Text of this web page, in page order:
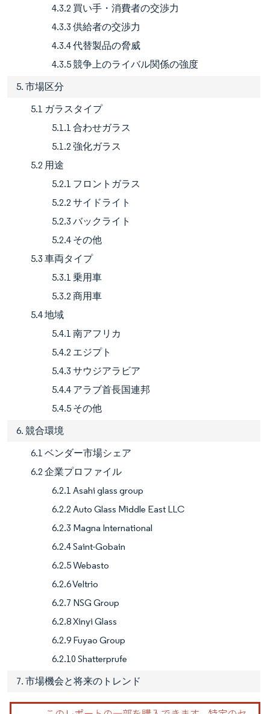
4.3.2 買い手・消費者の交渉力
4.3.3 供給者の交渉力
4.3.4 代替製品の脅威
4.3.5 競争上のライバル関係の強度
5. 市場区分
5.1 ガラスタイプ
5.1.1 合わせガラス
5.1.2 強化ガラス
5.2 用途
5.2.1 フロントガラス
5.2.2 サイドライト
5.2.3 バックライト
5.2.4 その他
5.3 車両タイプ
5.3.1 乗用車
5.3.2 商用車
5.4 地域
5.4.1 南アフリカ
5.4.2 エジプト
5.4.3 サウジアラビア
5.4.4 アラブ首長国連邦
5.4.5 その他
6. 競合環境
6.1 ベンダー市場シェア
6.2 企業プロファイル
6.2.1 Asahi glass group
6.2.2 Auto Glass Middle East LLC
6.2.3 Magna International
6.2.4 Saint-Gobain
6.2.5 Webasto
6.2.6 Veltrio
6.2.7 NSG Group
6.2.8 Xinyi Glass
6.2.9 Fuyao Group
6.2.10 Shatterprufe
7. 市場機会と将来のトレンド